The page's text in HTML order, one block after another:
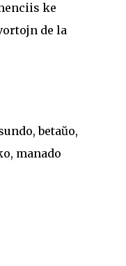
ke
de la
betaŭo,
manado